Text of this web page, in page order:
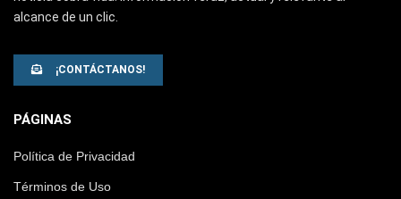
alcance de un clic.
¡CONTÁCTANOS!
PÁGINAS
Política de Privacidad
Términos de Uso